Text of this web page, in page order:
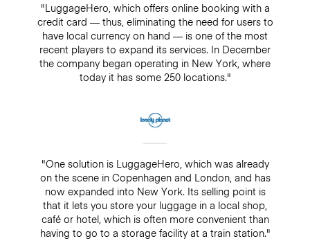
"LuggageHero, which offers online booking with a
credit card — thus, eliminating the need for users to
have local currency on hand — is one of the most
recent players to expand its services. In December
the company began operating in New York, where
today it has some 250 locations."
"One solution is LuggageHero, which was already
on the scene in Copenhagen and London, and has
now expanded into New York. Its selling point is
that it lets you store your luggage in a local shop,
café or hotel, which is often more convenient than
having to go to a storage facility at a train station."